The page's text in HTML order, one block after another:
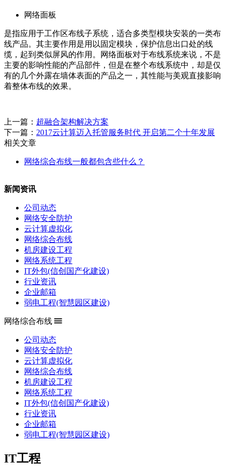
网络面板
是指应用于工作区布线子系统，适合多类型模块安装的一类布
线产品。其主要作用是用以固定模块，保护信息出口处的线
缆，起到类似屏风的作用。网络面板对于布线系统来说，不是
主要的影响性能的产品部件，但是在整个布线系统中，却是仅
有的几个外露在墙体表面的产品之一，其性能与美观直接影响
着整体布线的效果。
上一篇： 超融合架构解决方案
下一篇： ​2017云计算迈入托管服务时代 开启第二个十年发展
相关文章
网络综合布线一般都包含些什么？
新闻资讯
公司动态
网络安全防护
云计算虚拟化
网络综合布线
机房建设工程
网络系统工程
IT外包(信创国产化建设)
行业资讯
企业邮箱
弱电工程(智慧园区建设)
网络综合布线
公司动态
网络安全防护
云计算虚拟化
网络综合布线
机房建设工程
网络系统工程
IT外包(信创国产化建设)
行业资讯
企业邮箱
弱电工程(智慧园区建设)
IT工程